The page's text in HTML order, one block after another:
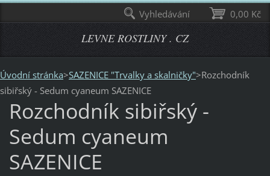
LEVNE ROSTLINY . CZ
Úvodní stránka>SAZENICE "Trvalky a skalničky">Rozchodník
sibiřský - Sedum cyaneum SAZENICE
Rozchodník sibiřský -
Sedum cyaneum
SAZENICE
0,00 Kč
Vyhledávání